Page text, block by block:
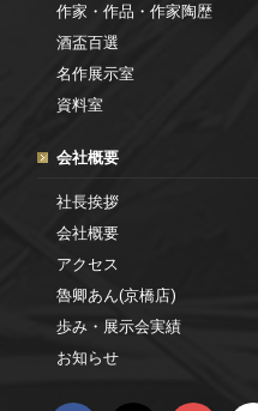
作家・作品・作家陶歴
酒盃百選
名作展示室
資料室
会社概要
社長挨拶
会社概要
アクセス
魯卿あん(京橋店)
歩み・展示会実績
お知らせ